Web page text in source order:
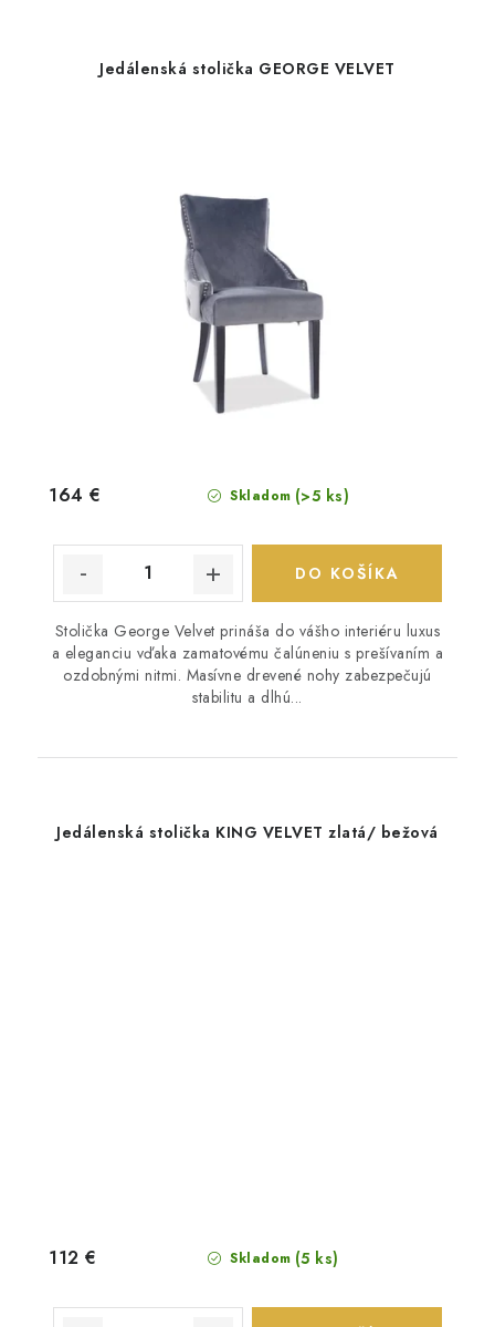
Jedálenská stolička GEORGE VELVET
Skladom (>5 ks)
164 €
DO KOŠÍKA
Stolička George Velvet prináša do vášho interiéru luxus
a eleganciu vďaka zamatovému čalúneniu s prešívaním a
ozdobnými nitmi. Masívne drevené nohy zabezpečujú
stabilitu a dlhú...
Jedálenská stolička KING VELVET zlatá/ bežová
Skladom (5 ks)
112 €